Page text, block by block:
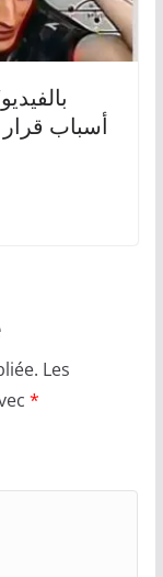
أسباب
Les
*